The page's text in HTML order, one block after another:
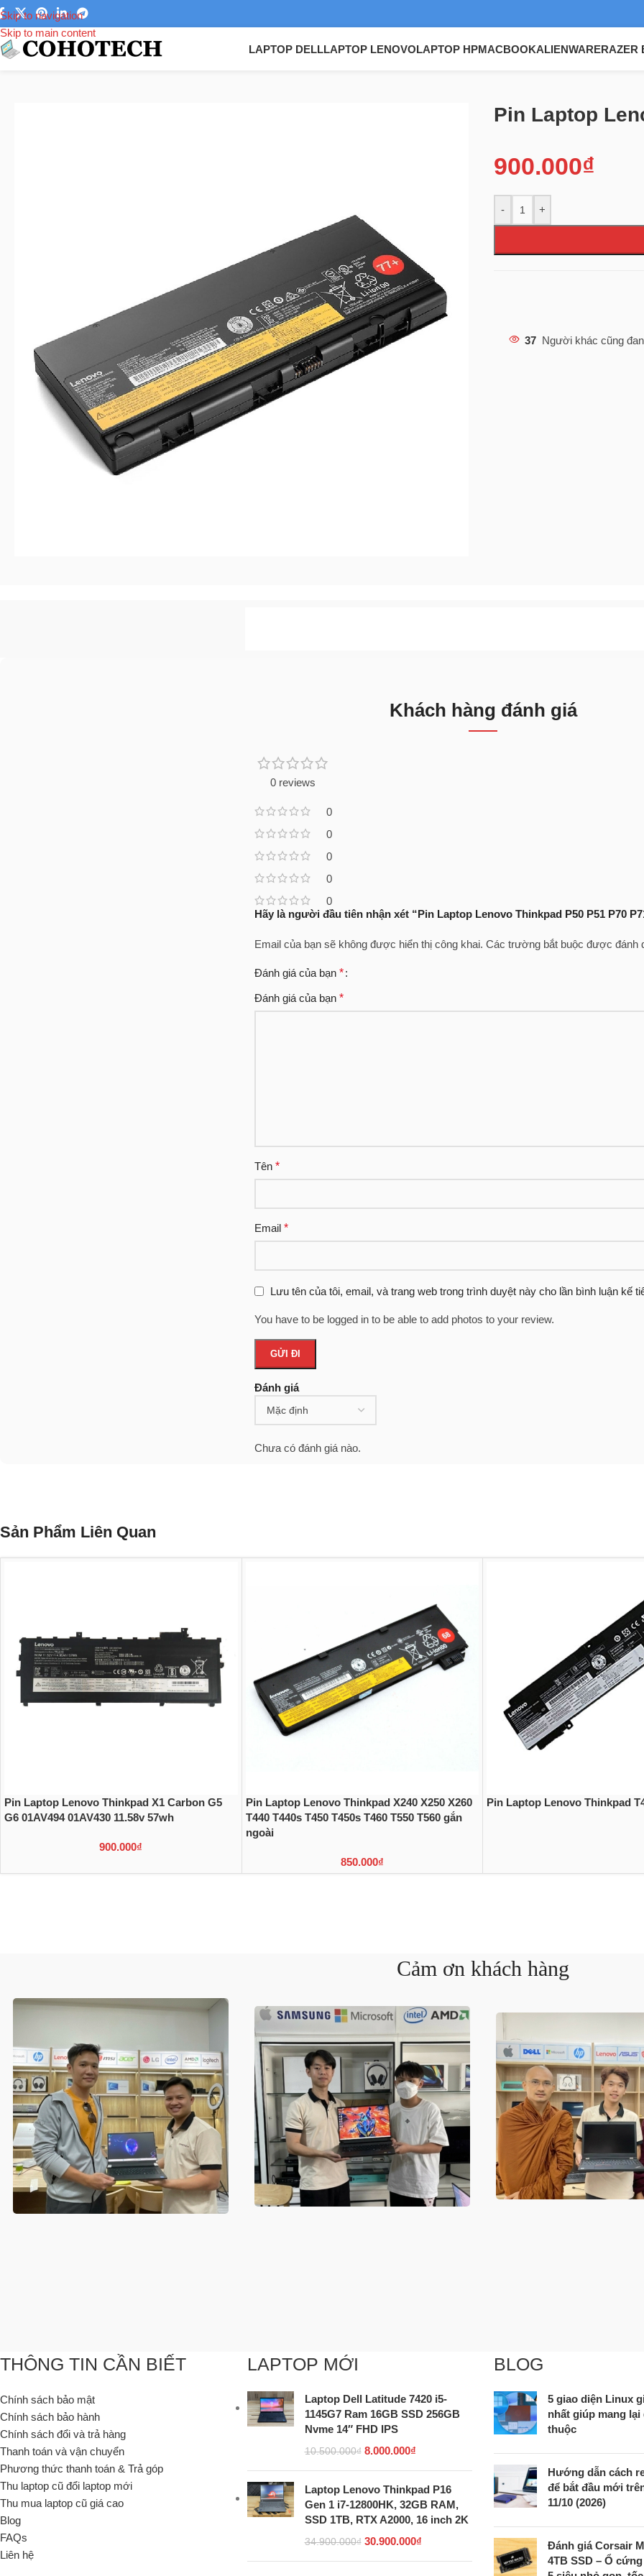
Skip to navigation
Skip to main content
LAPTOP DELLLAPTOP LENOVOLAPTOP HPMACBOOKALIENWARERAZER
Pin Laptop
900.000₫
- +
37 Người khác cũng
Khách hàng đánh giá
0 reviews
0
0
0
0
0
Đánh giá
Chưa có đánh giá nào.
Hãy là người đầu tiên nhận xét “Pin Laptop Lenovo Thinkpad P50 P51 P70
Email của bạn sẽ không được hiển thị công khai. Các trường bắt buộc được đánh
Đánh giá của bạn *
Đánh giá của bạn *
Tên *
Email *
Lưu tên của tôi, email, và trang web trong trình duyệt này cho lần bình luận kế
You have to be logged in to be able to add photos to your review.
Sản Phẩm Liên Quan
Pin Laptop Lenovo Thinkpad X1 Carbon G5
G6 01AV494 01AV430 11.58v 57wh
900.000₫
Pin Laptop Lenovo Thinkpad X240 X250 X260
T440 T440s T450 T450s T460 T550 T560 gắn
ngoài
850.000₫
Pin Laptop Lenovo Thinkpad
Cảm ơn khách hàng
THÔNG TIN CẦN BIẾT
Chính sách bảo mật
Chính sách bảo hành
Chính sách đổi và trả hàng
Thanh toán và vận chuyển
Phương thức thanh toán & Trả góp
Thu laptop cũ đổi laptop mới
Thu mua laptop cũ giá cao
Blog
FAQs
Liên hệ
LAPTOP MỚI
Laptop Dell Latitude 7420 i5-
1145G7 Ram 16GB SSD 256GB
Nvme 14″ FHD IPS
10.500.000₫ 8.000.000₫
Laptop Lenovo Thinkpad P16
Gen 1 i7-12800HK, 32GB RAM,
SSD 1TB, RTX A2000, 16 inch 2K
34.900.000₫ 30.900.000₫
BLOG
5 giao diện Linux
nhất giúp mang lại
thuộc
Hướng dẫn cách
để bắt đầu mới
11/10 (2026)
Đánh giá Corsair
4TB SSD – Ổ